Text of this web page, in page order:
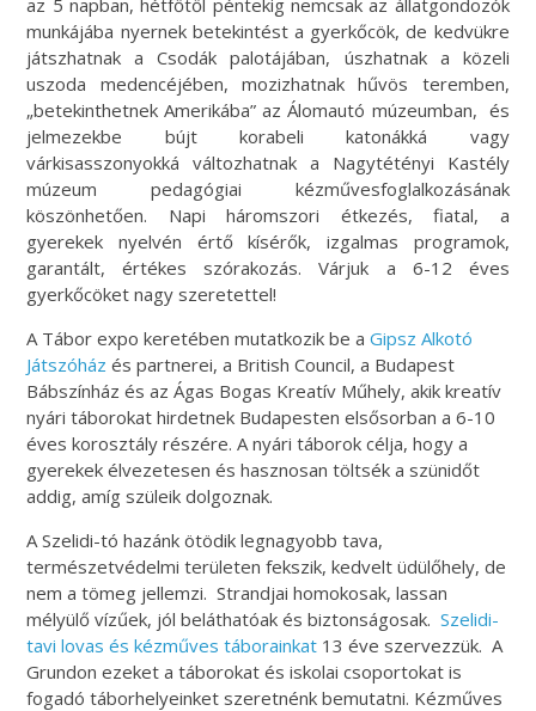
az 5 napban, hétfőtől péntekig nemcsak az állatgondozók
munkájába nyernek betekintést a gyerkőcök, de kedvükre
játszhatnak a Csodák palotájában, úszhatnak a közeli
uszoda medencéjében, mozizhatnak hűvös teremben,
„betekinthetnek Amerikába” az Álomautó múzeumban, és
jelmezekbe bújt korabeli katonákká vagy
várkisasszonyokká változhatnak a Nagytétényi Kastély
múzeum pedagógiai kézművesfoglalkozásának
köszönhetően. Napi háromszori étkezés, fiatal, a
gyerekek nyelvén értő kísérők, izgalmas programok,
garantált, értékes szórakozás. Várjuk a 6-12 éves
gyerkőcöket nagy szeretettel!
A Tábor expo keretében mutatkozik be aGipsz Alkotó
Játszóház és partnerei, a British Council, a Budapest
Bábszínház és az Ágas Bogas Kreatív Műhely, akik kreatív
nyári táborokat hirdetnek Budapesten elsősorban a 6-10
éves korosztály részére. A nyári táborok célja, hogy a
gyerekek élvezetesen és hasznosan töltsék a szünidőt
addig, amíg szüleik dolgoznak.
A Szelidi-tó hazánk ötödik legnagyobb tava,
természetvédelmi területen fekszik, kedvelt üdülőhely, de
nem a tömeg jellemzi. Strandjai homokosak, lassan
mélyülő vízűek, jól beláthatóak és biztonságosak.Szelidi-
tavi lovas és kézműves táborainkat 13 éve szervezzük. A
Grundon ezeket a táborokat és iskolai csoportokat is
fogadó táborhelyeinket szeretnénk bemutatni. Kézműves